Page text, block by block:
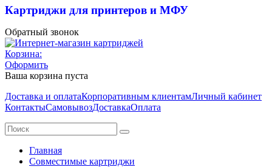
Картриджи для принтеров и МФУ
Обратный звонок
Корзина:
Оформить
Ваша корзина пуста
Доставка и оплатаКорпоративным клиентамЛичный кабинет
КонтактыСамовывозДоставкаОплата
Главная
Совместимые картриджи